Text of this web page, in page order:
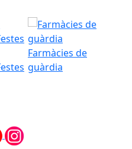
Farmàcies de
guàrdia